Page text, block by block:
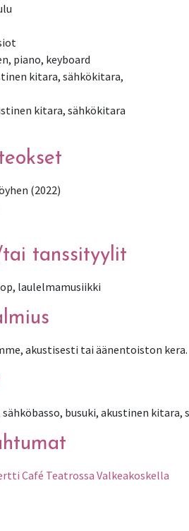
piano, keyboard
kitara, sähkökitara,
kitara, sähkökitara
(2022)
tanssityylit
laulelmamusiikki
akustisesti tai äänentoiston kera.
sähköbasso, busuki, akustinen
Café Teatrossa Valkeakoskella